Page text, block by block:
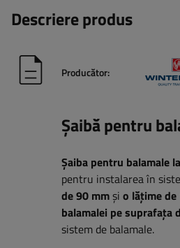
Descriere produs
Producător:
Șaibă pentru
Șaiba pentru balamale
pentru instalarea în
de 90 mmși o lățime de
balamalei pe suprafața
sistem de balamale.